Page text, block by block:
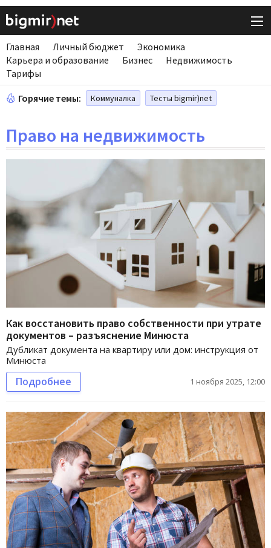
Главная Личный бюджет
Экономика
Карьера и образование
Бизнес
Недвижимость
Тарифы
Горячие темы: Коммуналка Тесты bigmir)net
Право на недвижимость
Как восстановить право собственности при утрате
документов – разъяснение Минюста
Дубликат документа на квартиру или дом: инструкция от
Минюста
Подробнее 1 ноября 2025, 12:00